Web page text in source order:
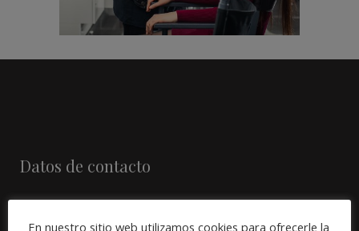
Datos de contacto
Avda. Mesa y Lopez, 58-1º 35010
En nuestro sitio web utilizamos cookies para ofrecerle la